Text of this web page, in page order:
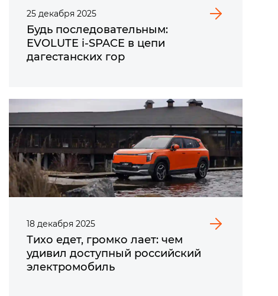
25 декабря 2025
Будь последовательным:
EVOLUTE i‑SPACE в цепи
дагестанских гор
18 декабря 2025
Тихо едет, громко лает: чем
удивил доступный российский
электромобиль